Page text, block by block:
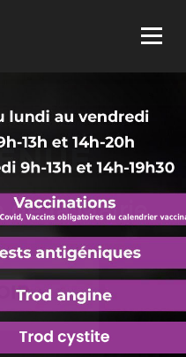
Menu
de la Mairie
+